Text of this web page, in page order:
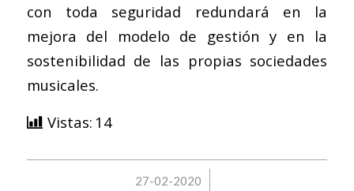
con toda seguridad redundará en la
mejora del modelo de gestión y en la
sostenibilidad de las propias sociedades
musicales.
Vistas: 14
27-02-2020
/